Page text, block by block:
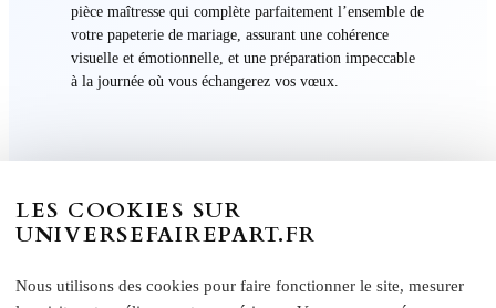
pièce maîtresse qui complète parfaitement l’ensemble de
votre papeterie de mariage, assurant une cohérence
visuelle et émotionnelle, et une préparation impeccable
à la journée où vous échangerez vos vœux.
Informations Supplémentaire
LES COOKIES SUR
UNIVERSEFAIREPART.FR
Nous utilisons des cookies pour faire fonctionner le site, mesurer